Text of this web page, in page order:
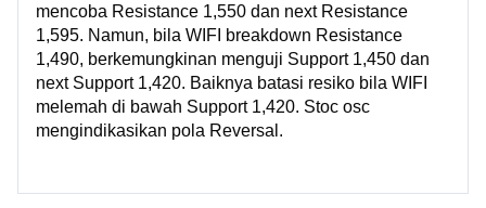
mencoba Resistance 1,550 dan next Resistance
1,595. Namun, bila WIFI breakdown Resistance
1,490, berkemungkinan menguji Support 1,450 dan
next Support 1,420. Baiknya batasi resiko bila WIFI
melemah di bawah Support 1,420. Stoc osc
mengindikasikan pola Reversal.